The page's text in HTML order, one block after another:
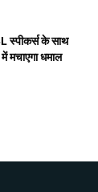
के साथ
मचाएगा धमाल